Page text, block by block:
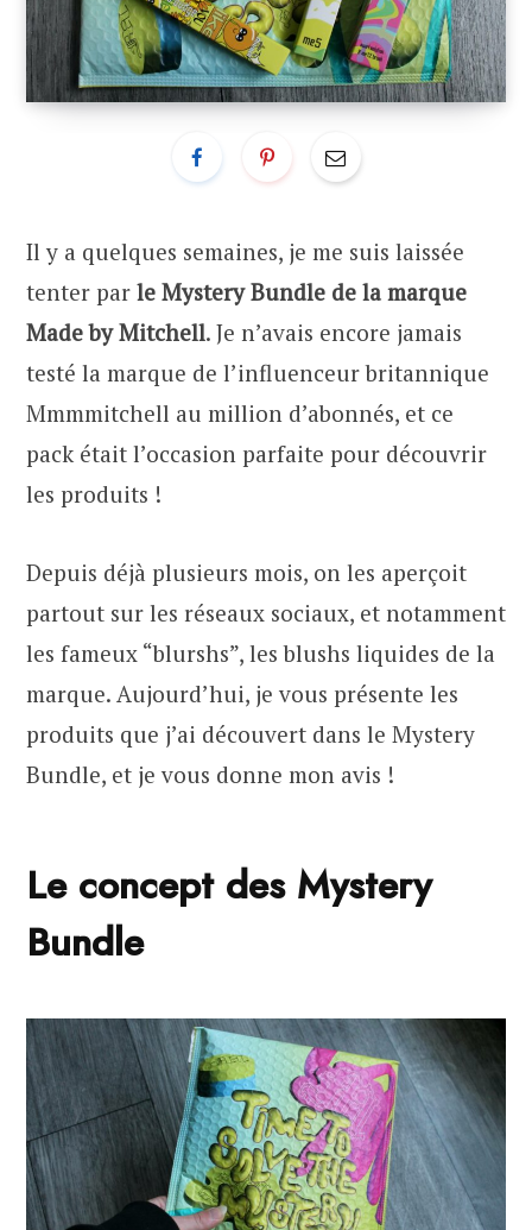
Il y a quelques semaines, je me suis laissée
tenter par le Mystery Bundle de la marque
Made by Mitchell. Je n’avais encore jamais
testé la marque de l’influenceur britannique
Mmmmitchell au million d’abonnés, et ce
pack était l’occasion parfaite pour découvrir
les produits !
Depuis déjà plusieurs mois, on les aperçoit
partout sur les réseaux sociaux, et notamment
les fameux “blurshs”, les blushs liquides de la
marque. Aujourd’hui, je vous présente les
produits que j’ai découvert dans le Mystery
Bundle, et je vous donne mon avis !
Le concept des Mystery
Bundle